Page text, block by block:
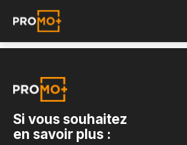
Si vous souhaitez
en savoir plus :